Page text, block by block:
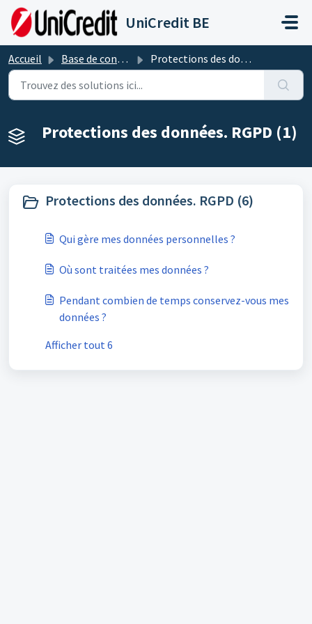
Passer au contenu principal
UniCredit BE
Accueil Base de connaissances Protections des données. RGPD
Protections des données. RGPD (1)
Protections des données. RGPD (6)
Qui gère mes données personnelles ?
Où sont traitées mes données ?
Pendant combien de temps conservez-vous mes
données ?
Afficher tout 6